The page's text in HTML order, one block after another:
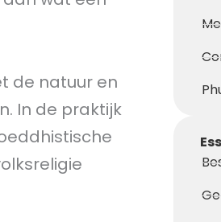
de natuur en
In de praktijk